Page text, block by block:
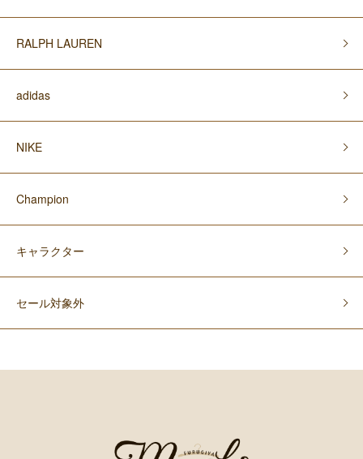
RALPH LAUREN
adidas
NIKE
Champion
キャラクター
セール対象外